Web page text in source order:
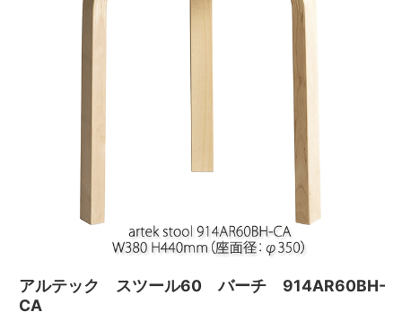
アルテック スツール60 バーチ 914AR60BH-
CA